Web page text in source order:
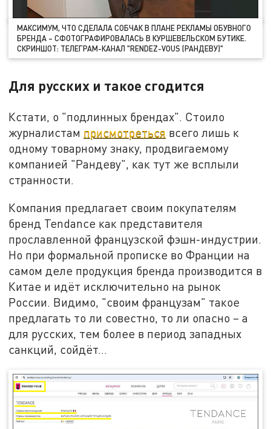
МАКСИМУМ, ЧТО СДЕЛАЛА СОБЧАК В ПЛАНЕ РЕКЛАМЫ ОБУВНОГО
БРЕНДА – СФОТОГРАФИРОВАЛАСЬ В КУРШЕВЕЛЬСКОМ БУТИКЕ.
СКРИНШОТ: ТЕЛЕГРАМ-КАНАЛ "RENDEZ-VOUS (РАНДЕВУ)"
Для русских и такое сгодится
Кстати, о "подлинных брендах". Стоило
журналистам присмотреться всего лишь к
одному товарному знаку, продвигаемому
компанией "Рандеву", как тут же всплыли
странности.
Компания предлагает своим покупателям
бренд Tendance как представителя
прославленной французской фэшн-индустрии.
Но при формальной прописке во Франции на
самом деле продукция бренда производится в
Китае и идёт исключительно на рынок
России. Видимо, "своим французам" такое
предлагать то ли совестно, то ли опасно – а
для русских, тем более в период западных
санкций, сойдёт…